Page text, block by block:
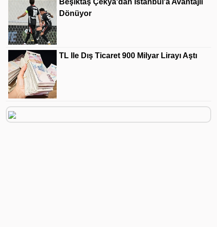
Beşiktaş Çekya'dan İstanbul'a Avantajlı
Dönüyor
TL Ile Dış Ticaret 900 Milyar Lirayı Aştı